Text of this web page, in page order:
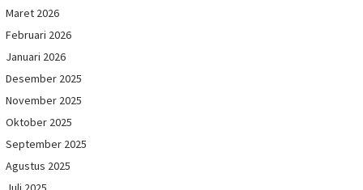
Maret 2026
Februari 2026
Januari 2026
Desember 2025
November 2025
Oktober 2025
September 2025
Agustus 2025